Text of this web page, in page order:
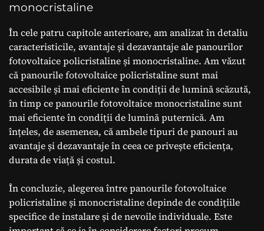
monocristaline
În cele patru capitole anterioare, am analizat în detaliu
caracteristicile, avantaje și dezavantaje ale panourilor
fotovoltaice policristaline și monocristaline. Am văzut
că panourile fotovoltaice policristaline sunt mai
accesibile și mai eficiente în condiții de lumină scăzută,
în timp ce panourile fotovoltaice monocristaline sunt
mai eficiente în condiții de lumină puternică. Am
înțeles, de asemenea, că ambele tipuri de panouri au
avantaje și dezavantaje în ceea ce privește eficiența,
durata de viață și costul.
În concluzie, alegerea între panourile fotovoltaice
policristaline și monocristaline depinde de condițiile
specifice de instalare și de nevoile individuale. Este